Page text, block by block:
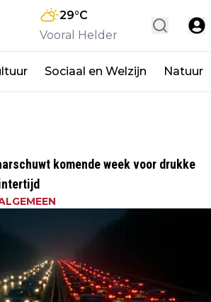
29°C
Vooral Helder
Sociaal en Welzijn Natuur
komende week voor drukke